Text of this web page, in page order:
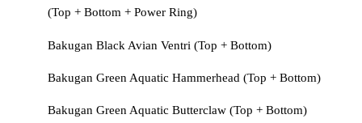
(Top + Bottom + Power Ring)
Bakugan Black Avian Ventri (Top + Bottom)
Bakugan Green Aquatic Hammerhead (Top + Bottom)
Bakugan Green Aquatic Butterclaw (Top + Bottom)